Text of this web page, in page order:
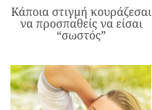
Κάποια στιγμή κουράζεσαι
να προσπαθείς να είσαι
“σωστός”